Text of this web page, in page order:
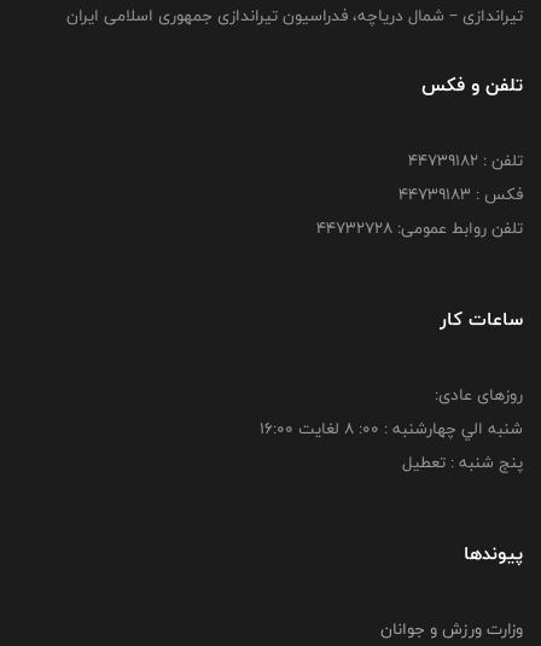
تیراندازی – شمال دریاچه، فدراسیون تیراندازی جمهوری اسلامی ایران
تلفن و فکس
تلفن : ۴۴۷۳۹۱۸۲
فکس : ۴۴۷۳۹۱۸3
تلفن روابط عمومی: ۴۴۷۳۲۷۲۸
ساعات کار
روزهای عادی:
شنبه الي چهارشنبه : 00: 8 لغايت 16:00
پنج شنبه : تعطیل
پیوندها
وزارت ورزش و جوانان